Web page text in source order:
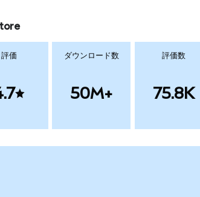
評価 ダウンロード数
50M+
評価数
75.8K